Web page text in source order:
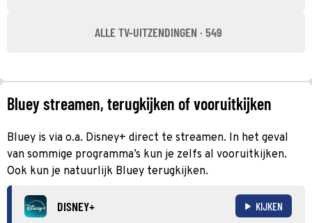
ALLE TV-UITZENDINGEN · 549
Bluey streamen, terugkijken of vooruitkijken
Bluey is via o.a. Disney+ direct te streamen. In het geval
van sommige programma’s kun je zelfs al vooruitkijken.
Ook kun je natuurlijk Bluey terugkijken.
DISNEY+ KIJKEN